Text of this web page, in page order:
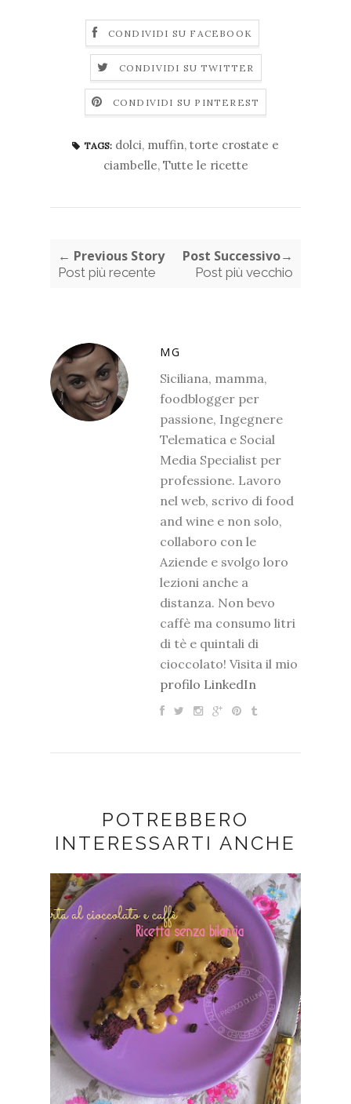
CONDIVIDI SU FACEBOOK
CONDIVIDI SU TWITTER
CONDIVIDI SU PINTEREST
TAGS: dolci, muffin, torte crostate e
ciambelle, Tutte le ricette
← Previous Story
Post più recente
Post Successivo→
Post più vecchio
MG
Siciliana, mamma,
foodblogger per
passione, Ingegnere
Telematica e Social
Media Specialist per
professione. Lavoro
nel web, scrivo di food
and wine e non solo,
collaboro con le
Aziende e svolgo loro
lezioni anche a
distanza. Non bevo
caffè ma consumo litri
di tè e quintali di
cioccolato! Visita il mio
profilo LinkedIn
POTREBBERO
INTERESSARTI ANCHE